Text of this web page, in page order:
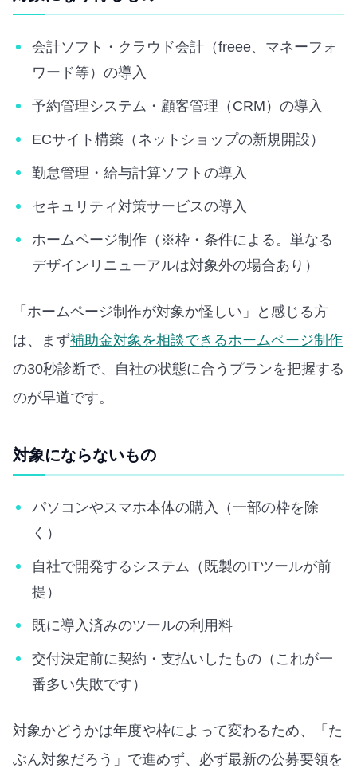
会計ソフト・クラウド会計（freee、マネーフォ
ワード等）の導入
予約管理システム・顧客管理（CRM）の導入
ECサイト構築（ネットショップの新規開設）
勤怠管理・給与計算ソフトの導入
セキュリティ対策サービスの導入
ホームページ制作（※枠・条件による。単なる
デザインリニューアルは対象外の場合あり）
「ホームページ制作が対象か怪しい」と感じる方
は、まず補助金対象を相談できるホームページ制作
の30秒診断で、自社の状態に合うプランを把握する
のが早道です。
対象にならないもの
パソコンやスマホ本体の購入（一部の枠を除
く）
自社で開発するシステム（既製のITツールが前
提）
既に導入済みのツールの利用料
交付決定前に契約・支払いしたもの（これが一
番多い失敗です）
対象かどうかは年度や枠によって変わるため、「た
ぶん対象だろう」で進めず、必ず最新の公募要領を